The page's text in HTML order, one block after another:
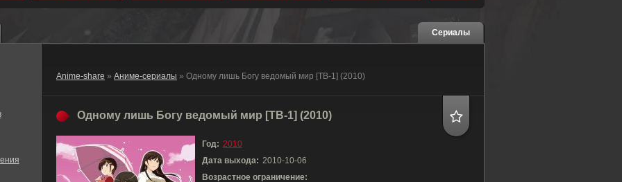
Сериалы
Anime-share » Аниме-сериалы » Одному лишь Богу ведомый мир [ТВ-1] (2010)
Одному лишь Богу ведомый мир [ТВ-1] (2010)
Год: 2010
Дата выхода: 2010-10-06
Возрастное ограничение: